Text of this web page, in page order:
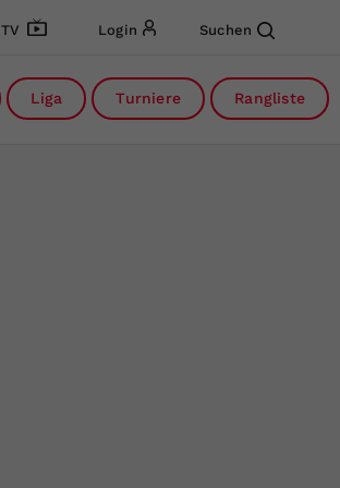
Login Suchen
Liga Turniere Rangliste